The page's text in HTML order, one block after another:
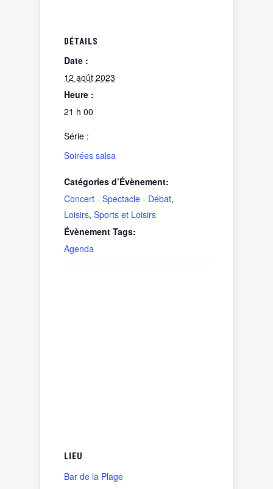
DÉTAILS
Date :
12 août 2023
Heure :
21 h 00
Série :
Soirées salsa
Catégories d’Évènement:
Concert - Spectacle - Débat,
Loisirs, Sports et Loisirs
Évènement Tags:
Agenda
LIEU
Bar de la Plage